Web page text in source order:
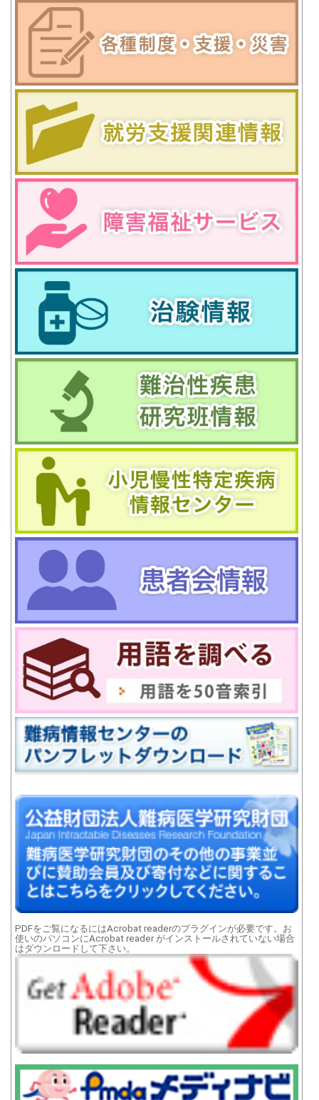
PDFをご覧になるにはAcrobat readerのプラグインが必要です。お
使いのパソコンにAcrobat reader がインストールされていない場合
はダウンロードして下さい。